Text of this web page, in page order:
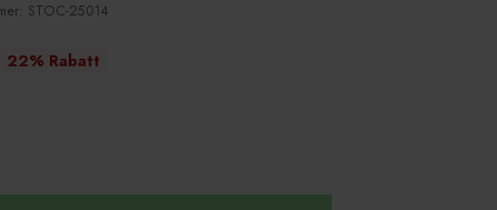
STOC-25014
22% Rabatt